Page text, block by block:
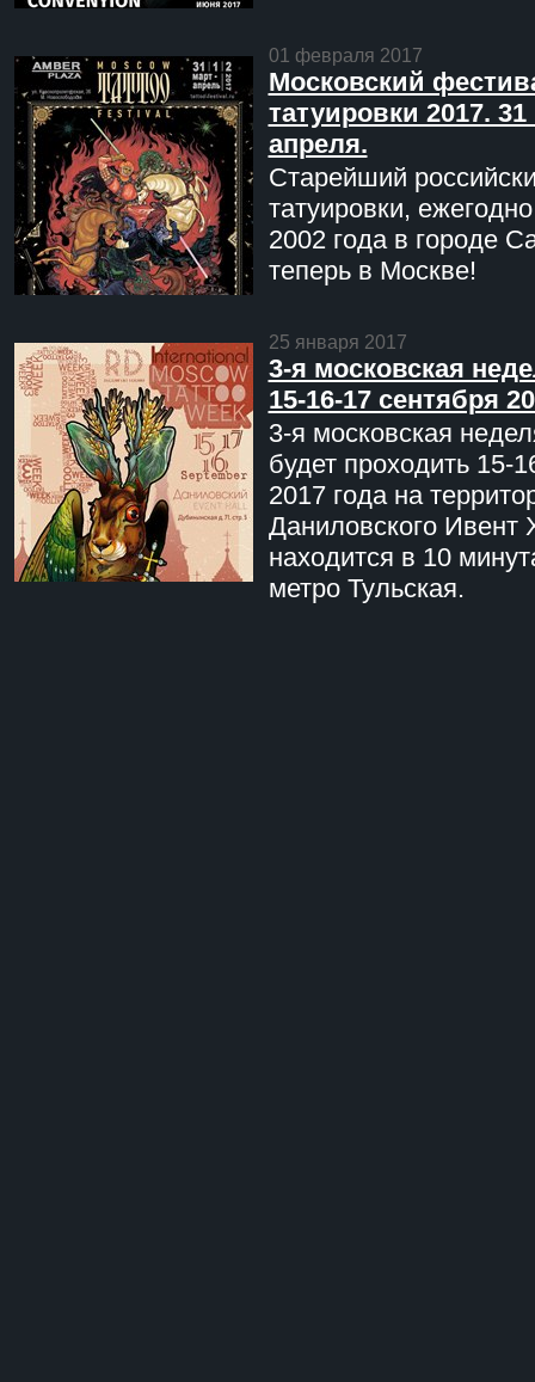
01 февраля 2017
Московский
татуировки 2017. 31
апреля.
Старейший
татуировки,
2002 года в городе
теперь в Москве!
25 января 2017
3-я московская
15-16-17 сентября
3-я московская
будет проходить 15-
2017 года на
Даниловского Ивент
находится в 10
метро Тульская.